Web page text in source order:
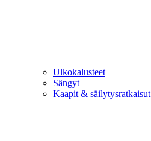
Ulkokalusteet
Sängyt
Kaapit & säilytysratkaisut